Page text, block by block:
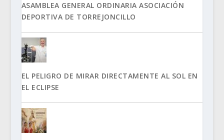
ASAMBLEA GENERAL ORDINARIA ASOCIACIÓN
DEPORTIVA DE TORREJONCILLO
EL PELIGRO DE MIRAR DIRECTAMENTE AL SOL EN
EL ECLIPSE